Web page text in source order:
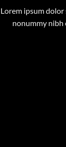
Lorem ipsum
nonummy nibh